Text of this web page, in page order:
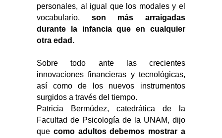
personales, al igual que los modales y el
vocabulario, son más arraigadas
durante la infancia que en cualquier
otra edad.
Sobre todo ante las crecientes
innovaciones financieras y tecnológicas,
así como de los nuevos instrumentos
surgidos a través del tiempo.
Patricia Bermúdez, catedrática de la
Facultad de Psicología de la UNAM, dijo
que como adultos debemos mostrar a